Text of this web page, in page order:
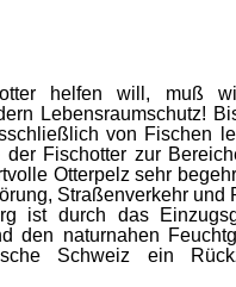
helfen will, muß
Lebensraumschutz!
von Fischen
der Fischotter zur
Otterpelz sehr
Straßenverkehr und
ist durch das
den naturnahen
Schweiz ein